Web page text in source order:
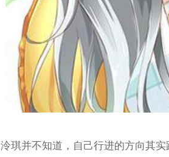
泠琪并不知道，自己行进的方向其